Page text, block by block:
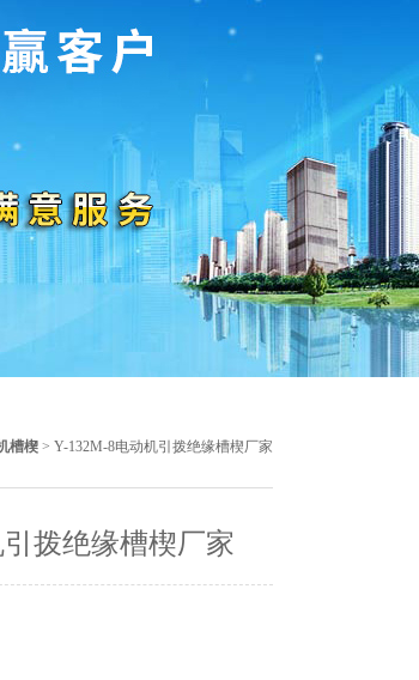
槽楔 > Y-132M-8电动机引拨绝缘槽楔厂家
拨绝缘槽楔厂家